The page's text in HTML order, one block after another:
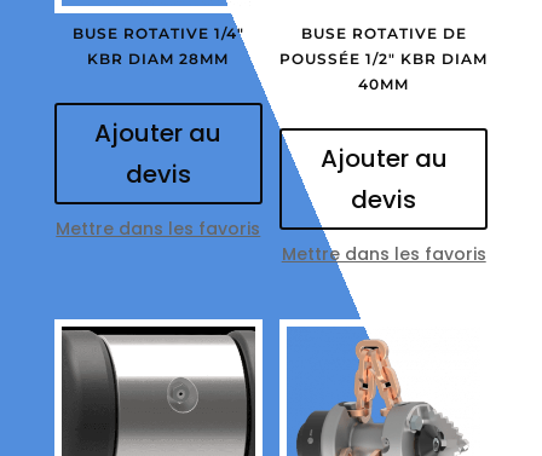
BUSE ROTATIVE 1/4″
KBR DIAM 28MM
Ajouter au
devis
Mettre dans les favoris
BUSE ROTATIVE DE
POUSSÉE 1/2″ KBR DIAM
40MM
Ajouter au
devis
Mettre dans les favoris